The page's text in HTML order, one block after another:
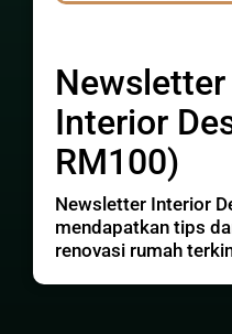
Interior
RM100)
Newsletter Interior
mendapatkan tips
renovasi rumah